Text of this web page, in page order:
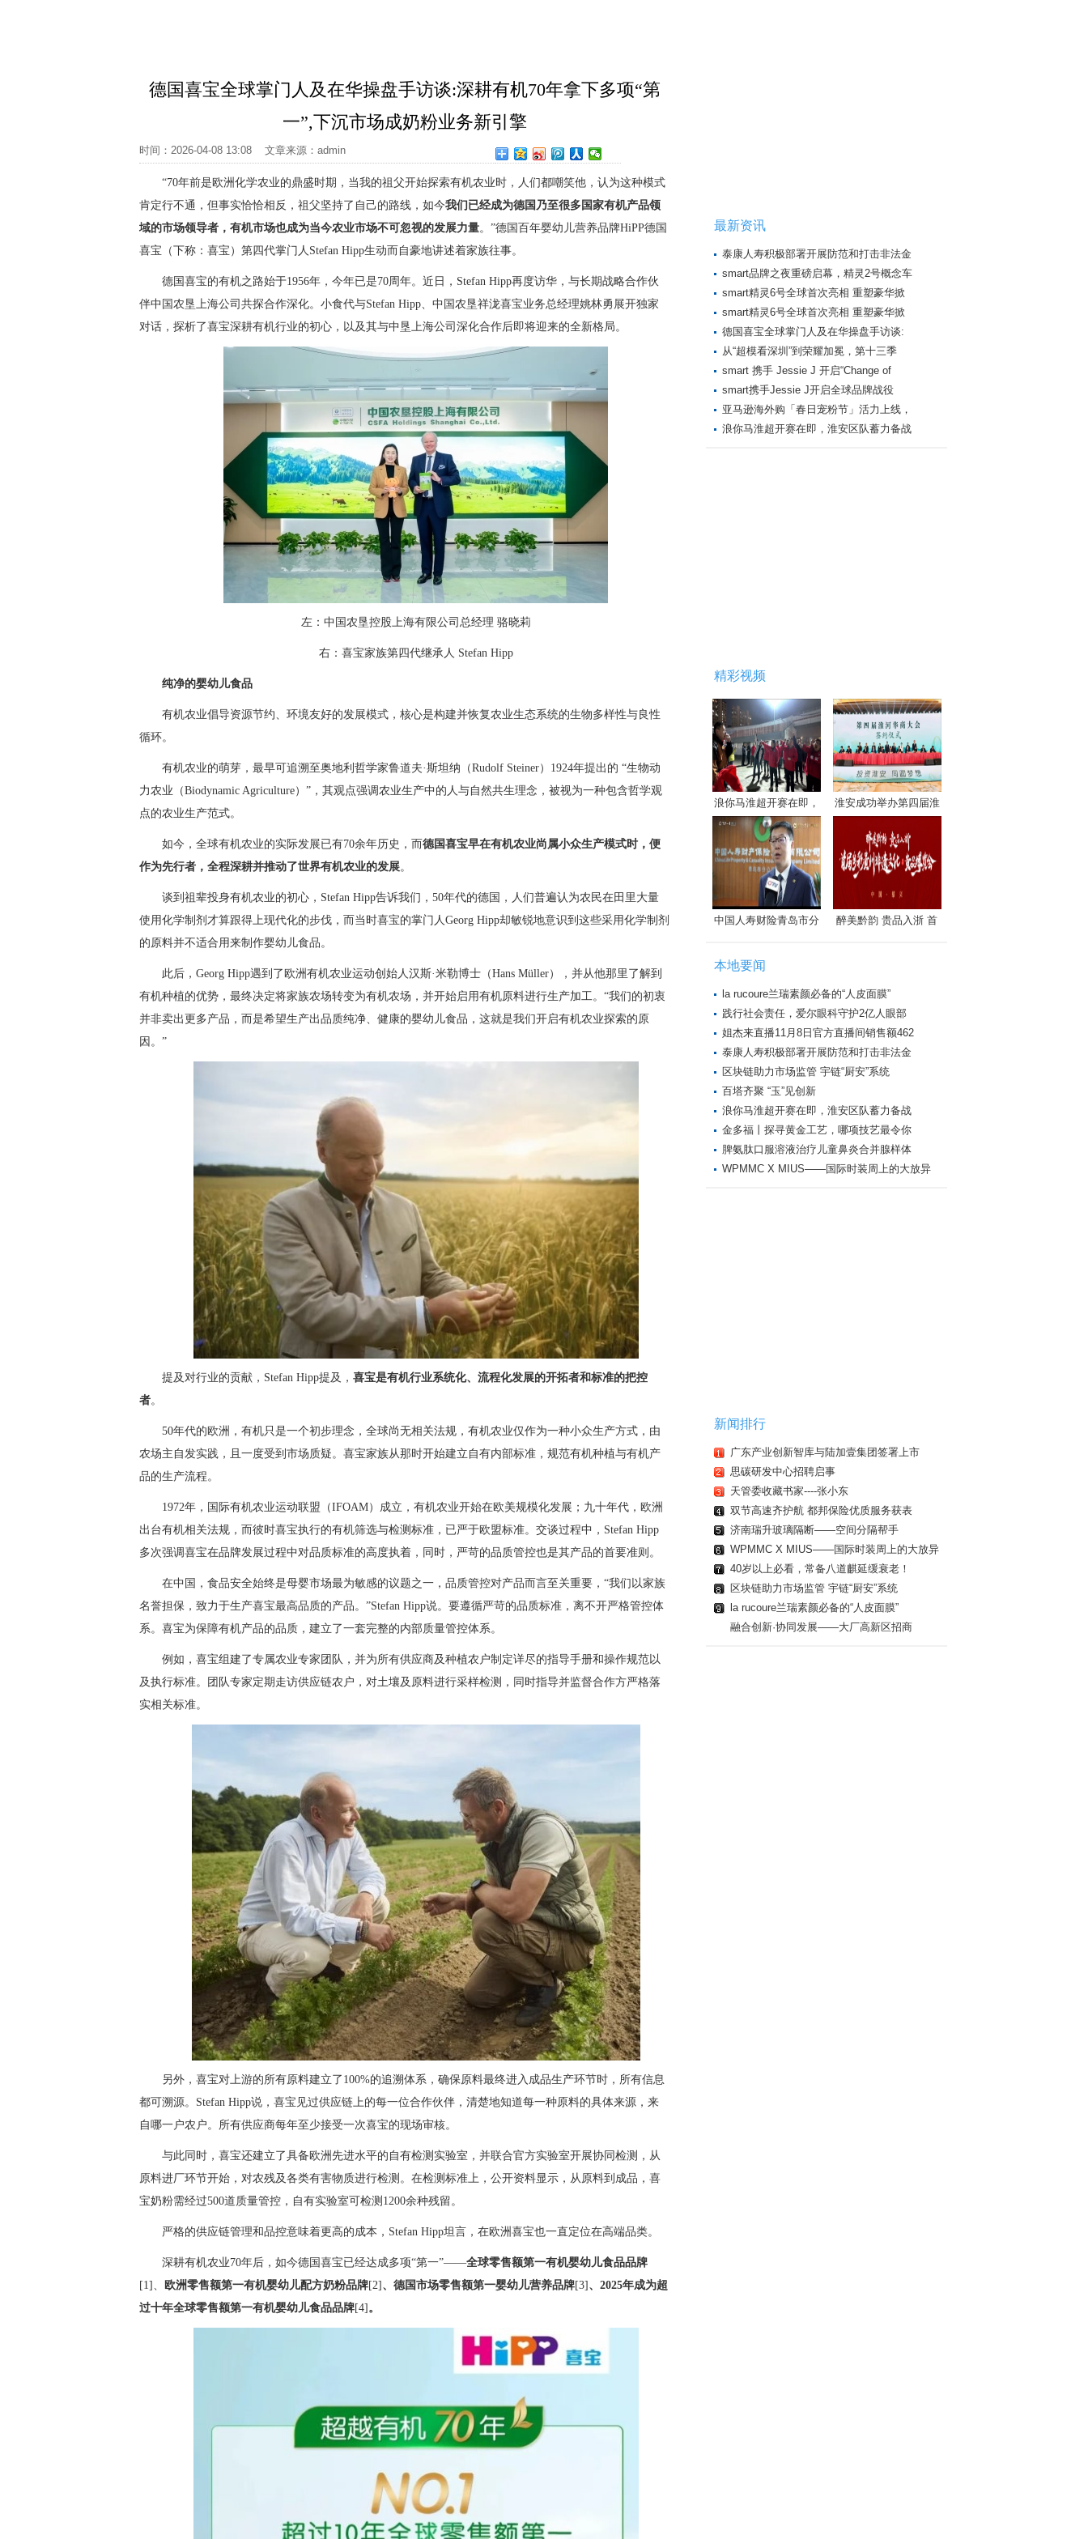
德国喜宝全球掌门人及在华操盘手访谈:深耕有机70年拿下多项“第
一”,下沉市场成奶粉业务新引擎
时间：2026-04-08 13:08 文章来源：admin
“70年前是欧洲化学农业的鼎盛时期，当我的祖父开始探索有机农业时，人们都嘲笑他，认为这种模式
肯定行不通，但事实恰恰相反，祖父坚持了自己的路线，如今我们已经成为德国乃至很多国家有机产品领
域的市场领导者，有机市场也成为当今农业市场不可忽视的发展力量。”德国百年婴幼儿营养品牌HiPP德国
喜宝（下称：喜宝）第四代掌门人Stefan Hipp生动而自豪地讲述着家族往事。
德国喜宝的有机之路始于1956年，今年已是70周年。近日，Stefan Hipp再度访华，与长期战略合作伙
伴中国农垦上海公司共探合作深化。小食代与Stefan Hipp、中国农垦祥泷喜宝业务总经理姚林勇展开独家
对话，探析了喜宝深耕有机行业的初心，以及其与中垦上海公司深化合作后即将迎来的全新格局。
左：中国农垦控股上海有限公司总经理 骆晓莉
右：喜宝家族第四代继承人 Stefan Hipp
纯净的婴幼儿食品
有机农业倡导资源节约、环境友好的发展模式，核心是构建并恢复农业生态系统的生物多样性与良性
循环。
有机农业的萌芽，最早可追溯至奥地利哲学家鲁道夫·斯坦纳（Rudolf Steiner）1924年提出的 “生物动
力农业（Biodynamic Agriculture）”，其观点强调农业生产中的人与自然共生理念，被视为一种包含哲学观
点的农业生产范式。
如今，全球有机农业的实际发展已有70余年历史，而德国喜宝早在有机农业尚属小众生产模式时，便
作为先行者，全程深耕并推动了世界有机农业的发展。
谈到祖辈投身有机农业的初心，Stefan Hipp告诉我们，50年代的德国，人们普遍认为农民在田里大量
使用化学制剂才算跟得上现代化的步伐，而当时喜宝的掌门人Georg Hipp却敏锐地意识到这些采用化学制剂
的原料并不适合用来制作婴幼儿食品。
此后，Georg Hipp遇到了欧洲有机农业运动创始人汉斯·米勒博士（Hans Müller），并从他那里了解到
有机种植的优势，最终决定将家族农场转变为有机农场，并开始启用有机原料进行生产加工。“我们的初衷
并非卖出更多产品，而是希望生产出品质纯净、健康的婴幼儿食品，这就是我们开启有机农业探索的原
因。”
提及对行业的贡献，Stefan Hipp提及， 喜宝是有机行业系统化、流程化发展的开拓者和标准的把控
者。
50年代的欧洲，有机只是一个初步理念，全球尚无相关法规，有机农业仅作为一种小众生产方式，由
农场主自发实践，且一度受到市场质疑。喜宝家族从那时开始建立自有内部标准，规范有机种植与有机产
品的生产流程。
1972年，国际有机农业运动联盟（IFOAM）成立，有机农业开始在欧美规模化发展；九十年代，欧洲
出台有机相关法规，而彼时喜宝执行的有机筛选与检测标准，已严于欧盟标准。交谈过程中，Stefan Hipp
多次强调喜宝在品牌发展过程中对品质标准的高度执着，同时，严苛的品质管控也是其产品的首要准则。
在中国，食品安全始终是母婴市场最为敏感的议题之一，品质管控对产品而言至关重要，“我们以家族
名誉担保，致力于生产喜宝最高品质的产品。”Stefan Hipp说。要遵循严苛的品质标准，离不开严格管控体
系。喜宝为保障有机产品的品质，建立了一套完整的内部质量管控体系。
例如，喜宝组建了专属农业专家团队，并为所有供应商及种植农户制定详尽的指导手册和操作规范以
及执行标准。团队专家定期走访供应链农户，对土壤及原料进行采样检测，同时指导并监督合作方严格落
实相关标准。
另外，喜宝对上游的所有原料建立了100%的追溯体系，确保原料最终进入成品生产环节时，所有信息
都可溯源。Stefan Hipp说，喜宝见过供应链上的每一位合作伙伴，清楚地知道每一种原料的具体来源，来
自哪一户农户。所有供应商每年至少接受一次喜宝的现场审核。
与此同时，喜宝还建立了具备欧洲先进水平的自有检测实验室，并联合官方实验室开展协同检测，从
原料进厂环节开始，对农残及各类有害物质进行检测。在检测标准上，公开资料显示，从原料到成品，喜
宝奶粉需经过500道质量管控，自有实验室可检测1200余种残留。
严格的供应链管理和品控意味着更高的成本，Stefan Hipp坦言，在欧洲喜宝也一直定位在高端品类。
深耕有机农业70年后，如今德国喜宝已经达成多项“第一”——全球零售额第一有机婴幼儿食品品牌
[1]、
欧洲零售额第一有机婴幼儿配方奶粉品牌[2] 、德国市场零售额第一婴幼儿营养品牌[3] 、 2025年成为超
过十年全球零售额第一有机婴幼儿食品品牌[4] 。
最新资讯
泰康人寿积极部署开展防范和打击非法金
smart品牌之夜重磅启幕，精灵2号概念车
smart精灵6号全球首次亮相 重塑豪华掀
smart精灵6号全球首次亮相 重塑豪华掀
德国喜宝全球掌门人及在华操盘手访谈:
从“超模看深圳”到荣耀加冕，第十三季
smart 携手 Jessie J 开启“Change of
smart携手Jessie J开启全球品牌战役
亚马逊海外购「春日宠粉节」活力上线，
浪你马淮超开赛在即，淮安区队蓄力备战
精彩视频
浪你马淮超开赛在即， 淮安成功举办第四届淮
中国人寿财险青岛市分 醉美黔韵 贵品入浙 首
本地要闻
la rucoure兰瑞素颜必备的“人皮面膜”
践行社会责任，爱尔眼科守护2亿人眼部
姐杰来直播11月8日官方直播间销售额462
泰康人寿积极部署开展防范和打击非法金
区块链助力市场监管 宇链“厨安”系统
百塔齐聚 “玉”见创新
浪你马淮超开赛在即，淮安区队蓄力备战
金多福丨探寻黄金工艺，哪项技艺最令你
脾氨肽口服溶液治疗儿童鼻炎合并腺样体
WPMMC X MIUS——国际时装周上的大放异
新闻排行
广东产业创新智库与陆加壹集团签署上市
思碳研发中心招聘启事
天管委收藏书家----张小东
双节高速齐护航 都邦保险优质服务获表
济南瑞升玻璃隔断——空间分隔帮手
WPMMC X MIUS——国际时装周上的大放异
40岁以上必看，常备八道麒延缓衰老！
区块链助力市场监管 宇链“厨安”系统
la rucoure兰瑞素颜必备的“人皮面膜”
融合创新·协同发展——大厂高新区招商